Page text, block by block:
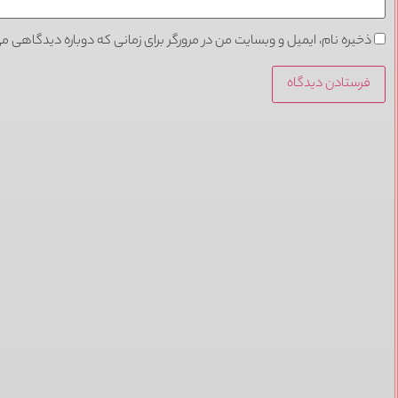
ذخیره نام، ایمیل و وبسایت من در مرورگر برای زمانی که دوباره